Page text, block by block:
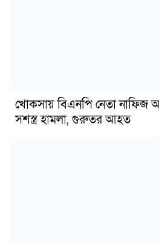
খোকসায় বিএনপি নেতা নাফিজ
সশস্ত্র হামলা, গুরুতর আহত